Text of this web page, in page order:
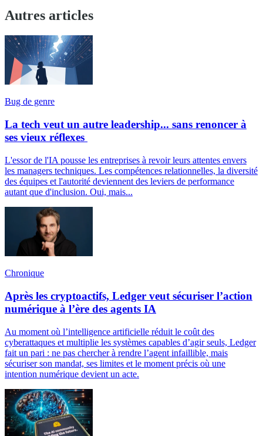
Autres articles
Bug de genre
La tech veut un autre leadership... sans renoncer à
ses vieux réflexes
L'essor de l'IA pousse les entreprises à revoir leurs attentes envers
les managers techniques. Les compétences relationnelles, la diversité
des équipes et l'autorité deviennent des leviers de performance
autant que d'inclusion. Oui, mais...
Chronique
Après les cryptoactifs, Ledger veut sécuriser l’action
numérique à l’ère des agents IA
Au moment où l’intelligence artificielle réduit le coût des
cyberattaques et multiplie les systèmes capables d’agir seuls, Ledger
fait un pari : ne pas chercher à rendre l’agent infaillible, mais
sécuriser son mandat, ses limites et le moment précis où une
intention numérique devient un acte.